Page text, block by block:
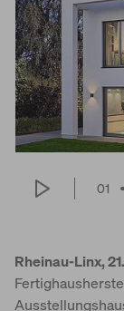
01
Rheinau-Linx,